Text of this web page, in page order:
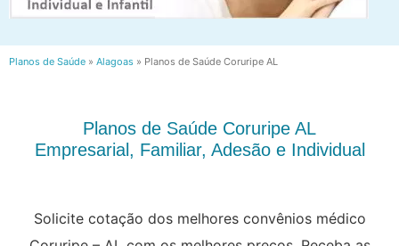
Planos de Saúde » Alagoas » Planos de Saúde Coruripe AL
Planos de Saúde Coruripe AL
Empresarial, Familiar, Adesão e Individual
Solicite cotação dos melhores convênios médico